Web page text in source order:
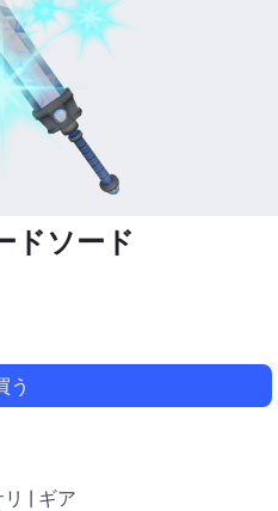
ドソード
う
| ギア